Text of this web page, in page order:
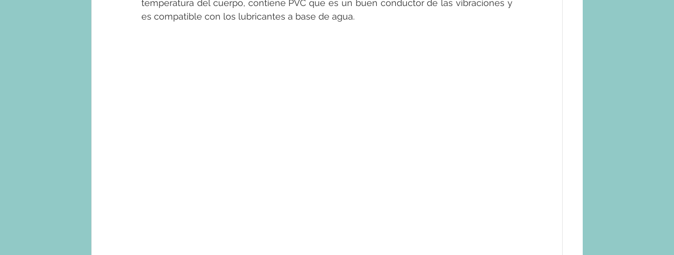
temperatura del cuerpo, contiene PVC que es un buen conductor de las vibraciones y
es compatible con los lubricantes a base de agua.